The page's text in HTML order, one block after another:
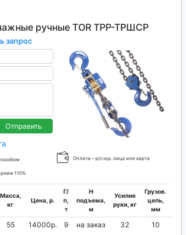
ручные TOR ТРР-ТРШСР
запрос
Отправить
Оплата – р/с юр. лица или карта
110%
Масса,
кг
Цена, р.
Г/
п,
т
H
подъема,
м
Усилие
руки, кг
Грузов.
цепь,
мм
55 14000р. 9 на заказ 32 10